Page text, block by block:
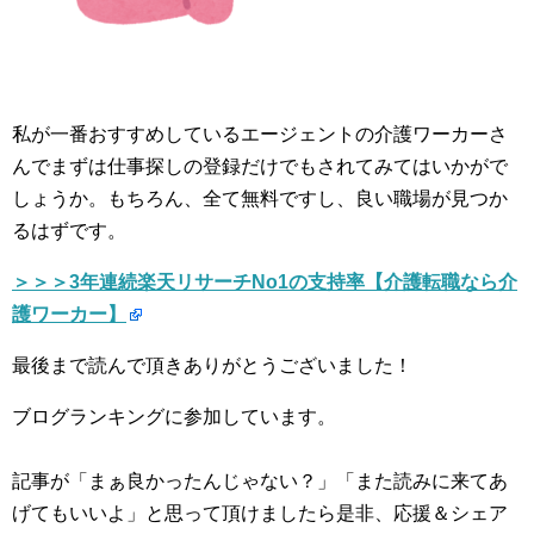
私が一番おすすめしているエージェントの介護ワーカーさ
んでまずは仕事探しの登録だけでもされてみてはいかがで
しょうか。もちろん、全て無料ですし、良い職場が見つか
るはずです。
＞＞＞3年連続楽天リサーチNo1の支持率【介護転職なら介
護ワーカー】
最後まで読んで頂きありがとうございました！
ブログランキングに参加しています。
記事が「まぁ良かったんじゃない？」「また読みに来てあ
げてもいいよ」と思って頂けましたら是非、応援＆シェア